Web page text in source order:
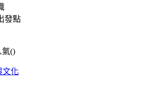
發點
氣()
文化